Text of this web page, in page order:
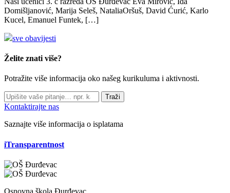
Domišljanović, Marija Seleš, NataliaOršuš, David Ćurić, Karlo
Kucel, Emanuel Funtek, […]
sve obavijesti
Želite znati više?
Potražite više informacija oko našeg kurikuluma i aktivnosti.
Traži
Kontaktirajte nas
Saznajte više informacija o isplatama
iTransparentnost
Osnovna škola Đurđevac